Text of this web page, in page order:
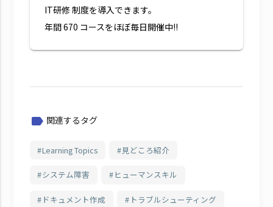
IT研修 制度を導入できます。
年間 670 コースをほぼ毎日開催中!!
label 関連するタグ
Learning Topics 見どころ紹介
システム障害 ヒューマンスキル
ドキュメント作成 トラブルシューティング